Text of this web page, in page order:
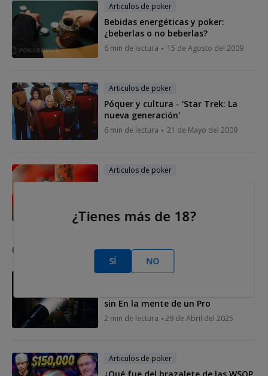
Articulos de poker
Bebidas energéticas y poker:
¿beberlas o no beberlas?
6 min de lectura 15 de Agosto del 2009
Articulos de poker
Póquer y cultura - 'Star Trek: La
nueva generación'
6 min de lectura 21 de Mayo del 2009
Articulos de poker
4 min de lectura 12 de Abril del 2009
Otras historias
Articulos de poker
sin En la mente de un Pro
2 min de lectura 29 de Abril del 2025
Articulos de poker
¿Tienes más de 18?
SÍ NO